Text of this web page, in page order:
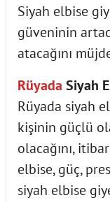
Siyah elbise
güveninin
atacağını
Rüyada Siyah
Rüyada siyah
kişinin güçlü
olacağını,
elbise, güç,
siyah elbise